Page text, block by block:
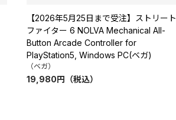
【2026年5月25日まで受注】ストリート
ファイター 6 NOLVA Mechanical All-
Button Arcade Controller for
PlayStation5, Windows PC(ベガ)
（ベガ）
19,980円 （税込）